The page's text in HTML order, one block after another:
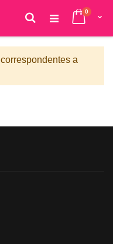
Cart
0 itens
Pesquisa
a